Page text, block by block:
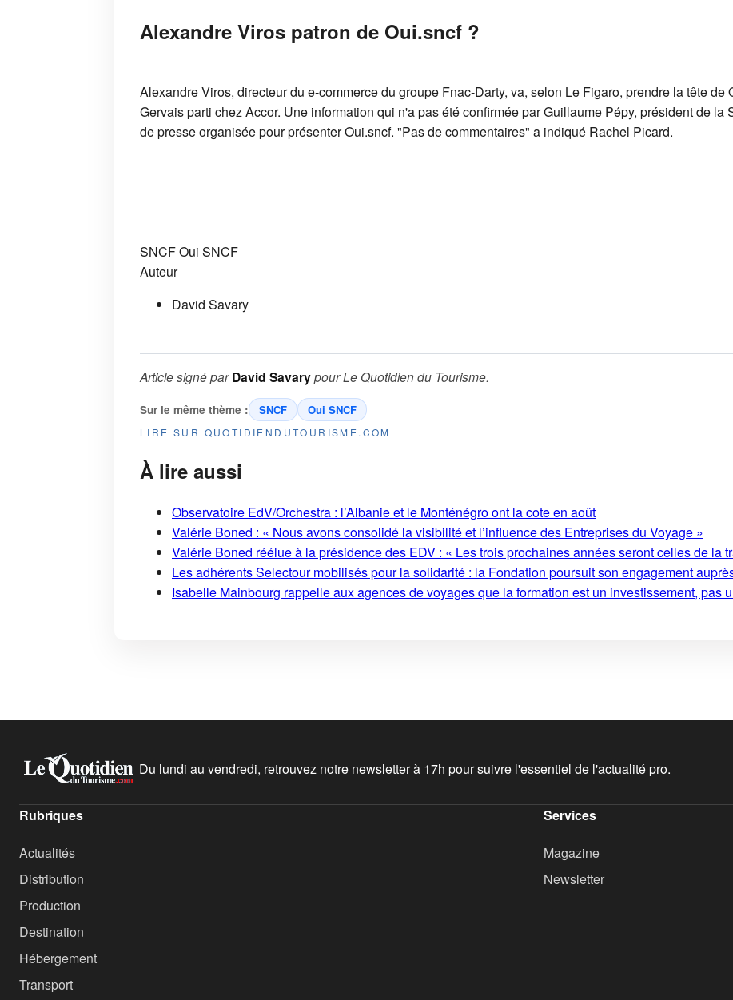
Alexandre Viros patron de Oui.sncf ?
Alexandre Viros, directeur du e-commerce du groupe Fnac-Darty, va, selon Le Figaro, prendre la tête de
Gervais parti chez Accor. Une information qui n'a pas été confirmée par Guillaume Pépy, président de la
de presse organisée pour présenter Oui.sncf. "Pas de commentaires" a indiqué Rachel Picard.
SNCFOui SNCF
Auteur
David Savary
Article signé parDavid SavarypourLe Quotidien du Tourisme.
Sur le même thème : SNCF Oui SNCF
LIRE SUR QUOTIDIENDUTOURISME.COM
À lire aussi
Observatoire EdV/Orchestra : l’Albanie et le Monténégro ont la cote en août
Valérie Boned : « Nous avons consolidé la visibilité et l’influence des Entreprises du Voyage »
Valérie Boned réélue à la présidence des EDV : « Les trois prochaines années seront celles de la
Les adhérents Selectour mobilisés pour la solidarité : la Fondation poursuit son engagement
Isabelle Mainbourg rappelle aux agences de voyages que la formation est un investissement, pas
Du lundi au vendredi, retrouvez notre newsletter à 17h pour suivre l'essentiel de l'actualité pro.
Rubriques
Actualités
Distribution
Production
Destination
Hébergement
Transport
Services
Magazine
Newsletter